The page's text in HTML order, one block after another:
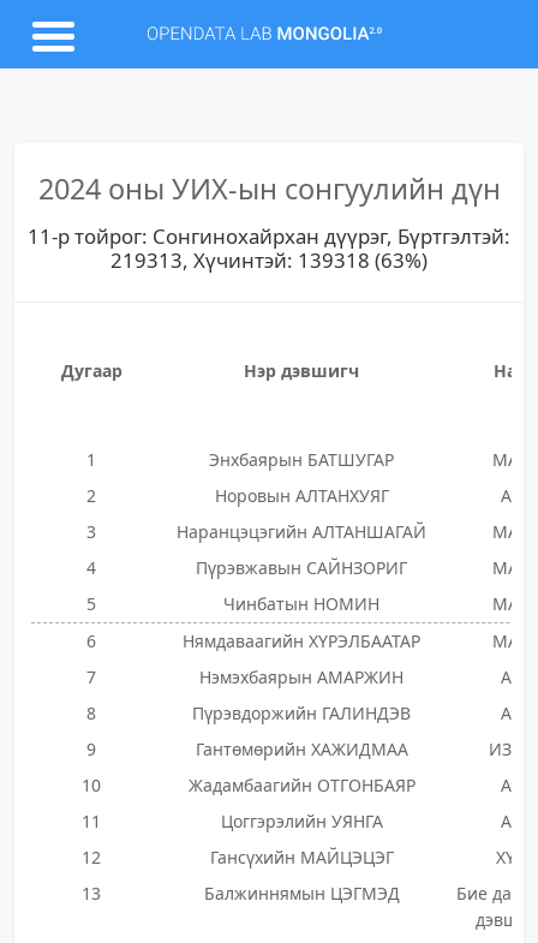
2024 оны УИХ-ын сонгуулийн дүн
11-р тойрог: Сонгинохайрхан дүүрэг, Бүртгэлтэй:
219313, Хүчинтэй: 139318 (63%)
Дугаар Нэр дэвшигч Нам
1 Энхбаярын БАТШУГАР
МАН
2
Норовын АЛТАНХУЯГ
АН
3
Наранцэцэгийн АЛТАНШАГАЙ
МАН
4
Пүрэвжавын САЙНЗОРИГ
МАН
5
Чинбатын НОМИН
МАН
6
Нямдаваагийн ХҮРЭЛБААТАР
МАН
7
Нэмэхбаярын АМАРЖИН
АН
8
Пүрэвдоржийн ГАЛИНДЭВ
АН
9
Гантөмөрийн ХАЖИДМАА
ИЗНН
10
Жадамбаагийн ОТГОНБАЯР
АН
11
Цоггэрэлийн УЯНГА
АН
12
Гансүхийн МАЙЦЭЦЭГ
ХҮН
13
Балжиннямын ЦЭГМЭД
Бие даан